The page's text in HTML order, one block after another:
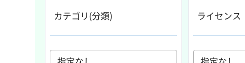
カテゴリ(分類) ライセンス